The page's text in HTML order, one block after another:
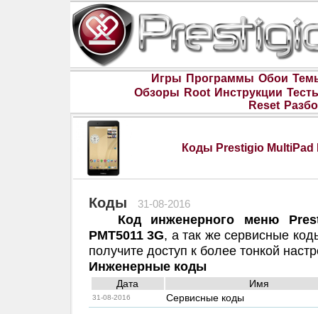
Игры Программы Обои
Обзоры Root Инструкции
Reset
Коды Prestigio MultiPad
Коды 31-08-2016
Код инженерного меню
PMT5011 3G, а так же сервисные
получите доступ к более тонкой
Инженерные коды
Дата Имя
31-08-2016 Сервисные коды